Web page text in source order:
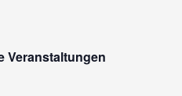
Veranstaltungen